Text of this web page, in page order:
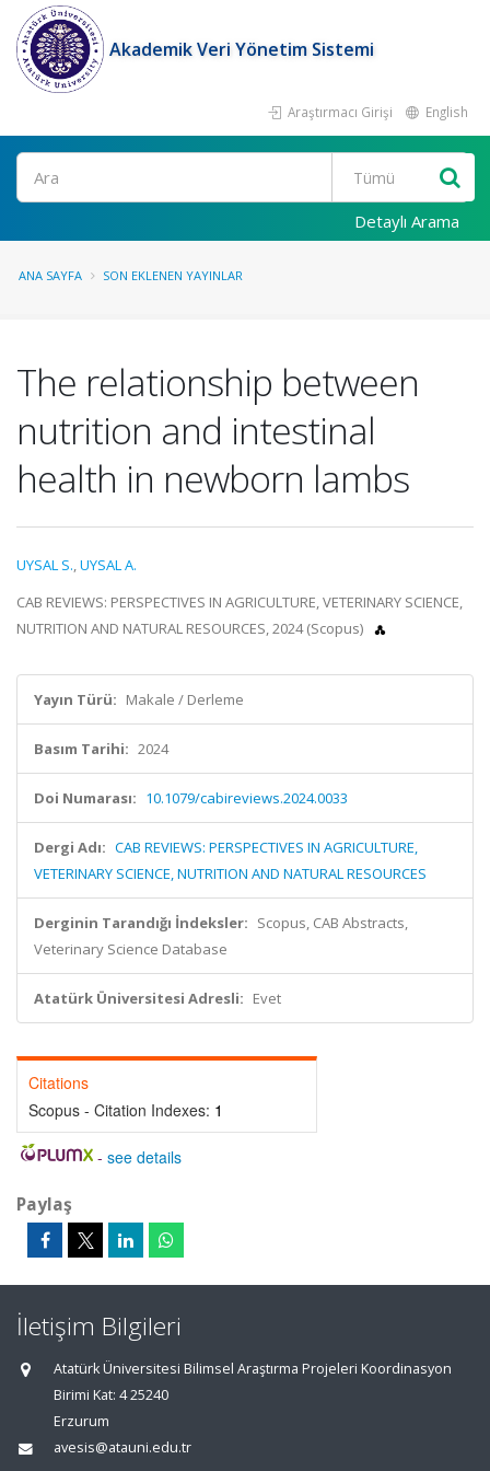
Akademik Veri Yönetim Sistemi
Araştırmacı Girişi English
Ara
Detaylı Arama
ANA SAYFA SON EKLENEN YAYINLAR
The relationship between
nutrition and intestinal
health in newborn lambs
UYSAL S.,UYSAL A.
CAB REVIEWS: PERSPECTIVES IN AGRICULTURE, VETERINARY SCIENCE,
NUTRITION AND NATURAL RESOURCES, 2024 (Scopus)
Yayın Türü: Makale / Derleme
Basım Tarihi: 2024
Doi Numarası: 10.1079/cabireviews.2024.0033
Dergi Adı: CAB REVIEWS: PERSPECTIVES IN AGRICULTURE,
VETERINARY SCIENCE, NUTRITION AND NATURAL RESOURCES
Derginin Tarandığı İndeksler: Scopus, CAB Abstracts,
Veterinary Science Database
Atatürk Üniversitesi Adresli: Evet
Citations
Scopus - Citation Indexes: 1
- see details
Paylaş
İletişim Bilgileri
Atatürk Üniversitesi Bilimsel Araştırma Projeleri Koordinasyon
Birimi Kat: 4 25240
Erzurum
avesis@atauni.edu.tr